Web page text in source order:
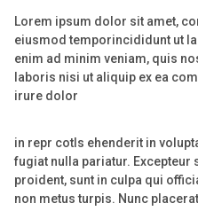
Lorem ipsum dolor sit amet,
eiusmod temporincididunt ut
enim ad minim veniam, quis
laboris nisi ut aliquip ex ea
irure dolor
in repr cotls ehenderit in
fugiat nulla pariatur. Excepteur
proident, sunt in culpa qui
non metus turpis. Nunc